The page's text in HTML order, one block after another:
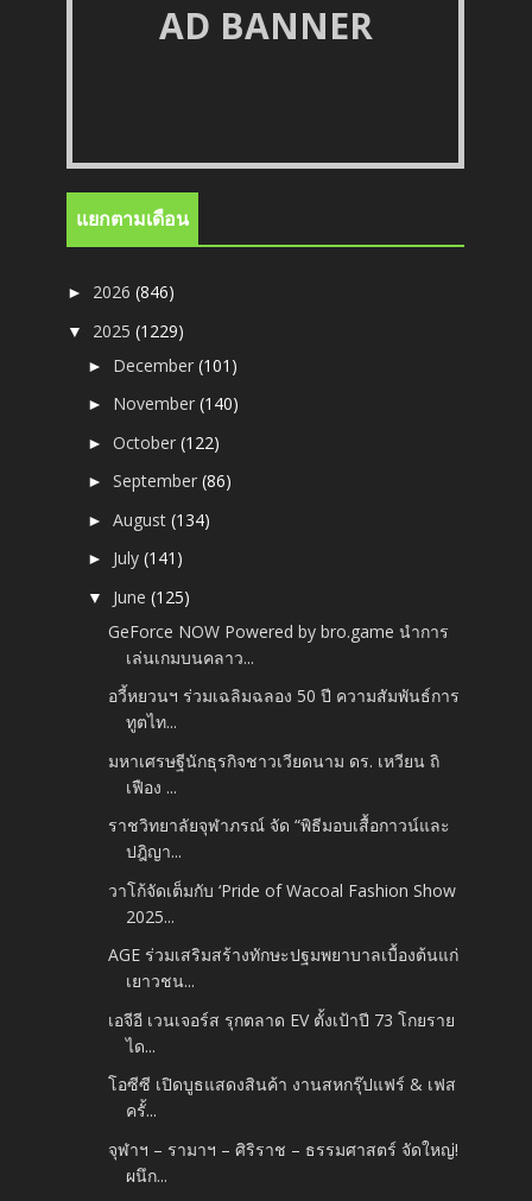
AD BANNER
แยกตามเดือน
► 2026(846)
▼ 2025(1229)
► December(101)
► November(140)
►October(122)
►September(86)
►August(134)
► July(141)
▼ June(125)
GeForce NOW Powered by bro.game นำการ
เล่นเกมบนคลาว...
อวี้หยวนฯ ร่วมเฉลิมฉลอง 50 ปี ความสัมพันธ์การ
ทูตไท...
มหาเศรษฐีนักธุรกิจชาวเวียดนาม ดร. เหวียน ถิ
เฟือง ...
ราชวิทยาลัยจุฬาภรณ์ จัด “พิธีมอบเสื้อกาวน์และ
ปฎิญา...
วาโก้จัดเต็มกับ ‘Pride of Wacoal Fashion Show
2025...
AGE ร่วมเสริมสร้างทักษะปฐมพยาบาลเบื้องต้นแก่
เยาวชน...
เอจีอี เวนเจอร์ส รุกตลาด EV ตั้งเป้าปี 73 โกยราย
ได...
โอซีซี เปิดบูธแสดงสินค้า งานสหกรุ๊ปแฟร์ & เฟส
ครั้...
จุฬาฯ – รามาฯ – ศิริราช – ธรรมศาสตร์ จัดใหญ่!
ผนึก...